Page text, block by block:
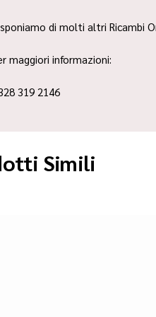
di molti altri Ricambi
maggiori informazioni:
319 2146
Simili